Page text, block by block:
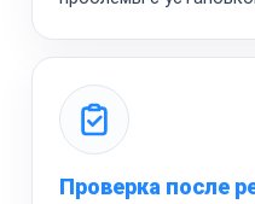
Проверка после